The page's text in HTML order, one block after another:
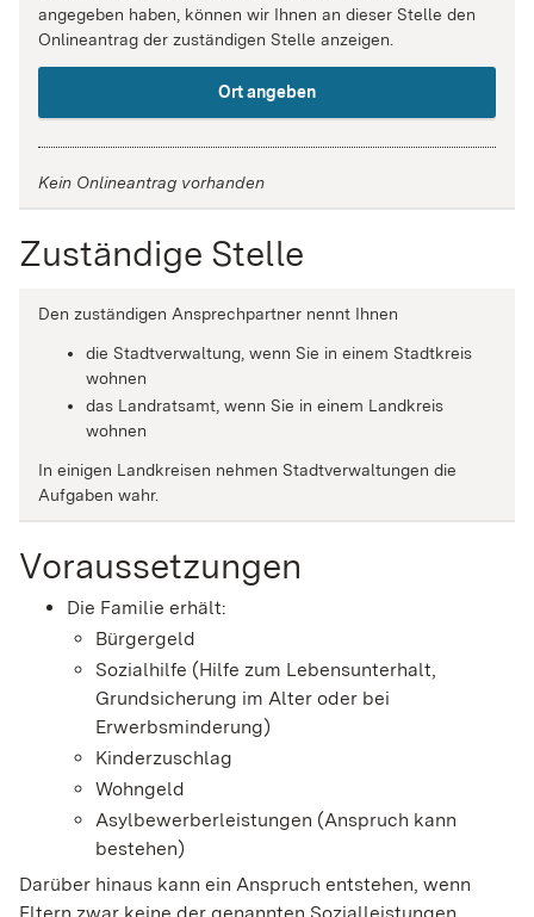
angegeben haben, können wir Ihnen an dieser Stelle den
Onlineantrag der zuständigen Stelle anzeigen.
Ort angeben
Kein Onlineantrag vorhanden
Zuständige Stelle
Den zuständigen Ansprechpartner nennt Ihnen
die Stadtverwaltung, wenn Sie in einem Stadtkreis
wohnen
das Landratsamt, wenn Sie in einem Landkreis
wohnen
In einigen Landkreisen nehmen Stadtverwaltungen die
Aufgaben wahr.
Voraussetzungen
Die Familie erhält:
Bürgergeld
Sozialhilfe (Hilfe zum Lebensunterhalt,
Grundsicherung im Alter oder bei
Erwerbsminderung)
Kinderzuschlag
Wohngeld
Asylbewerberleistungen (Anspruch kann
bestehen)
Darüber hinaus kann ein Anspruch entstehen, wenn
Eltern zwar keine der genannten Sozialleistungen